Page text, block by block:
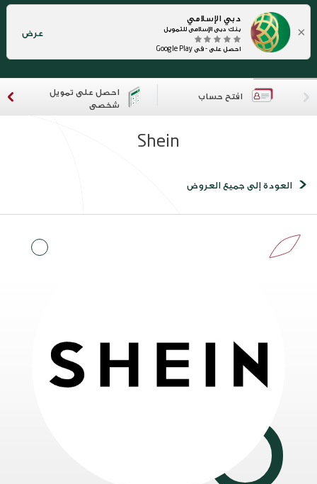
×
دبي الإسلامي
بنك دبي الإسلامي للتمويل
احصل على - في Google Play
عرض
افتح حساب
احصل على تمويل
شخصي
Shein
العودة إلى جميع العروض